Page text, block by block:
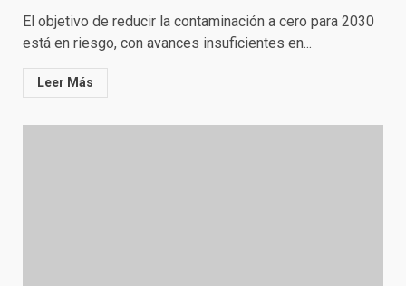
El objetivo de reducir la contaminación a cero para 2030
está en riesgo, con avances insuficientes en...
Leer Más